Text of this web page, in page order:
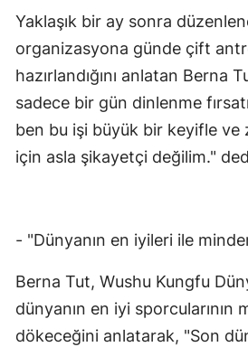
Yaklaşık bir ay sonra
organizasyona günde çift
hazırlandığını anlatan Berna
sadece bir gün dinlenme
ben bu işi büyük bir keyifle ve
için asla şikayetçi değilim."
- "Dünyanın en iyileri ile
Berna Tut, Wushu Kungfu
dünyanın en iyi sporcularının
dökeceğini anlatarak, "Son